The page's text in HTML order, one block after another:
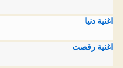
اغنية دنيا
اغنية رقصت